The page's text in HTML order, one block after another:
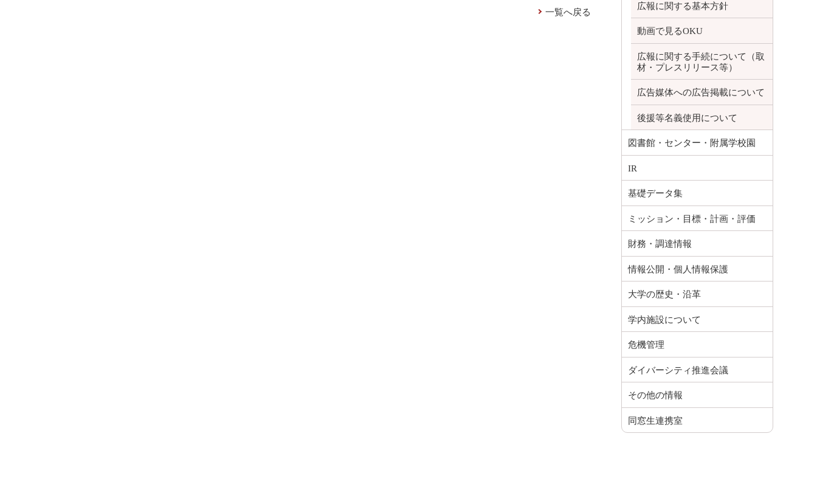
一覧へ戻る
広報に関する基本方針
動画で見るOKU
広報に関する手続について（取
材・プレスリリース等）
広告媒体への広告掲載について
後援等名義使用について
図書館・センター・附属学校園
IR
基礎データ集
ミッション・目標・計画・評価
財務・調達情報
情報公開・個人情報保護
大学の歴史・沿革
学内施設について
危機管理
ダイバーシティ推進会議
その他の情報
同窓生連携室